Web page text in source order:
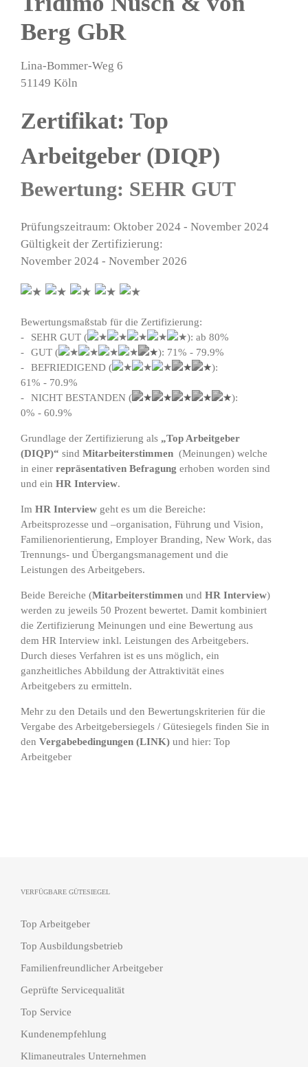
Berg GbR
Lina-Bommer-Weg 6
51149 Köln
Zertifikat: Top
Arbeitgeber (DIQP)
Bewertung: SEHR GUT
Prüfungszeitraum: Oktober 2024 - November 2024
Gültigkeit der Zertifizierung:
November 2024 - November 2026
Bewertungsmaßstab für die Zertifizierung:
SEHR GUT (
): ab 80%
GUT (
): 71% - 79.9%
BEFRIEDIGEND (
):
61% - 70.9%
NICHT BESTANDEN (
):
0% - 60.9%
Grundlage der Zertifizierung als „Top Arbeitgeber
(DIQP)“ sind Mitarbeiterstimmen (Meinungen) welche
in einer repräsentativen Befragung erhoben worden sind
und ein HR Interview.
Im HR Interview geht es um die Bereiche:
Arbeitsprozesse und –organisation, Führung und Vision,
Familienorientierung, Employer Branding, New Work, das
Trennungs- und Übergangsmanagement und die
Leistungen des Arbeitgebers.
Beide Bereiche (Mitarbeiterstimmen und HR Interview)
werden zu jeweils 50 Prozent bewertet. Damit kombiniert
die Zertifizierung Meinungen und eine Bewertung aus
dem HR Interview inkl. Leistungen des Arbeitgebers.
Durch dieses Verfahren ist es uns möglich, ein
ganzheitliches Abbildung der Attraktivität eines
Arbeitgebers zu ermitteln.
Mehr zu den Details und den Bewertungskriterien für die
Vergabe des Arbeitgebersiegels / Gütesiegels finden Sie in
den Vergabebedingungen (LINK) und hier: Top
Arbeitgeber
VERFÜGBARE GÜTESIEGEL
Top Arbeitgeber
Top Ausbildungsbetrieb
Familienfreundlicher Arbeitgeber
Geprüfte Servicequalität
Top Service
Kundenempfehlung
Klimaneutrales Unternehmen